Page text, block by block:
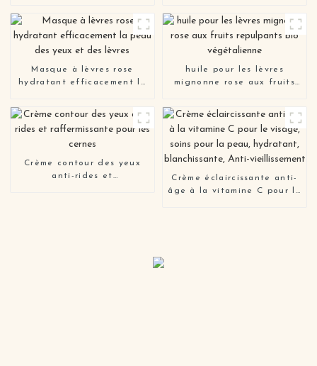
Masque à lèvres rose
hydratant efficacement la
lèvres
huile pour les lèvres
mignonne rose aux fruits
végétalienne
Crème contour des yeux
anti-rides et
Crème éclaircissante anti-
âge à la vitamine C pour le